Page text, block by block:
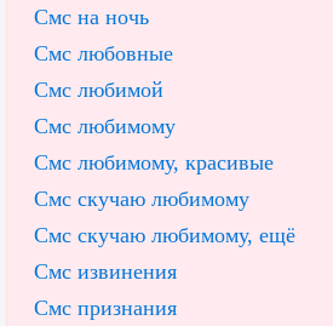
Смс на ночь
Смс любовные
Смс любимой
Смс любимому
Смс любимому, красивые
Смс скучаю любимому
Смс скучаю любимому, ещё
Смс извинения
Смс признания